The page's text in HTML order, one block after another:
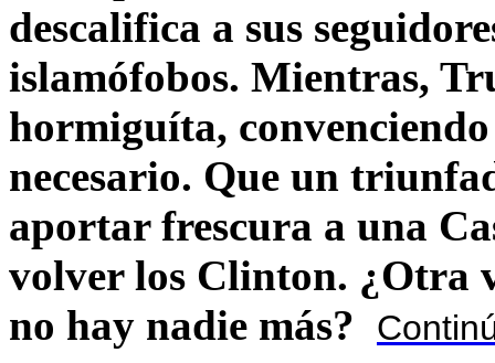
descalifica a sus
islamófobos. Mientras,
hormiguíta,
necesario. Que un
aportar frescura a una
volver los Clinton. ¿Otra
no hay nadie más?